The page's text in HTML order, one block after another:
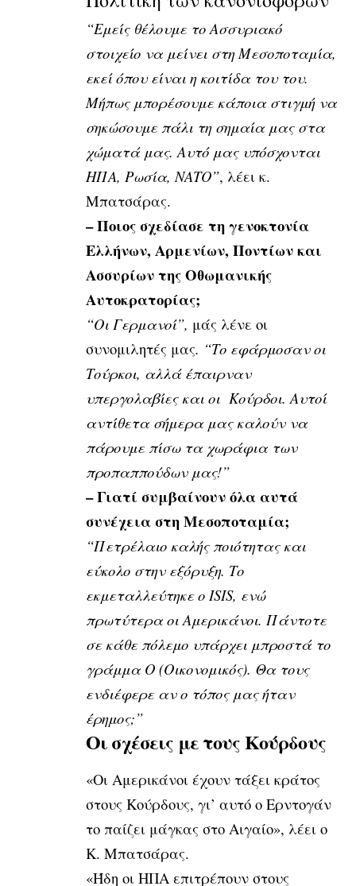
“Εμείς θέλουμε το Ασσυριακό
στοιχείο να μείνει στη Μεσοποταμία,
εκεί όπου είναι η κοιτίδα του του.
Μήπως μπορέσουμε κάποια στιγμή να
σηκώσουμε πάλι τη σημαία μας στα
χώματά μας. Αυτό μας υπόσχονται
ΗΠΑ, Ρωσία, ΝΑΤΟ”, λέει κ.
Μπατσάρας.
– Ποιος σχεδίασε τη γενοκτονία
Ελλήνων, Αρμενίων, Ποντίων και
Ασσυρίων της Οθωμανικής
Αυτοκρατορίας;
“Οι Γερμανοί”, μάς λένε οι
συνομιλητές μας. “Το εφάρμοσαν οι
Τούρκοι, αλλά έπαιρναν
υπεργολαβίες και οι Κούρδοι. Αυτοί
αντίθετα σήμερα μας καλούν να
πάρουμε πίσω τα χωράφια των
προπαππούδων μας!”
– Γιατί συμβαίνουνόλα αυτά
συνέχεια στη Μεσοποταμία;
“Πετρέλαιο καλής ποιότητας και
εύκολο στην εξόρυξη. Το
εκμεταλλεύτηκε ο ISIS, ενώ
πρωτύτερα οι Αμερικάνοι. Πάντοτε
σε κάθε πόλεμο υπάρχει μπροστά το
γράμμα Ο (Οικονομικός). Θα τους
ενδιέφερε αν ο τόπος μας ήταν
έρημος;”
Οι σχέσεις με τους Κούρδους
«Οι Αμερικάνοι έχουν τάξει κράτος
στους Κούρδους, γι’ αυτό ο Ερντογάν
το παίζει μάγκας στο Αιγαίο», λέει ο
Κ. Μπατσάρας.
«Ήδη οι ΗΠΑ επιτρέπουν στους